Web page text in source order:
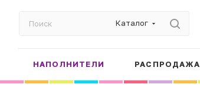
Каталог
НАПОЛНИТЕЛИ РАСПРОДАЖА